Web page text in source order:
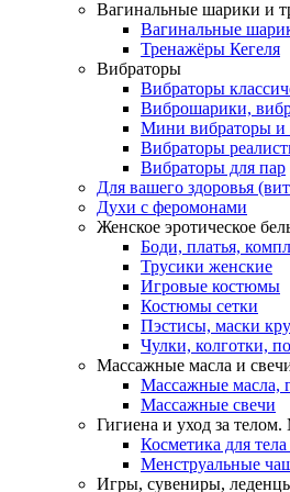
Вагинальные шарики и
Вагинальные
Тренажёры Кегеля
Вибраторы
Вибраторы
Виброшарики,
Мини вибраторы и
Вибраторы
Вибраторы для пар
Для вашего здоровья
Духи с феромонами
Женское эротическое
Боди, платья,
Трусики женские
Игровые костюмы
Костюмы сетки
Пэстисы, маски
Чулки, колготки,
Массажные масла и
Массажные масла,
Массажные свечи
Гигиена и уход за
Косметика для
Менструальные
Игры, сувениры,